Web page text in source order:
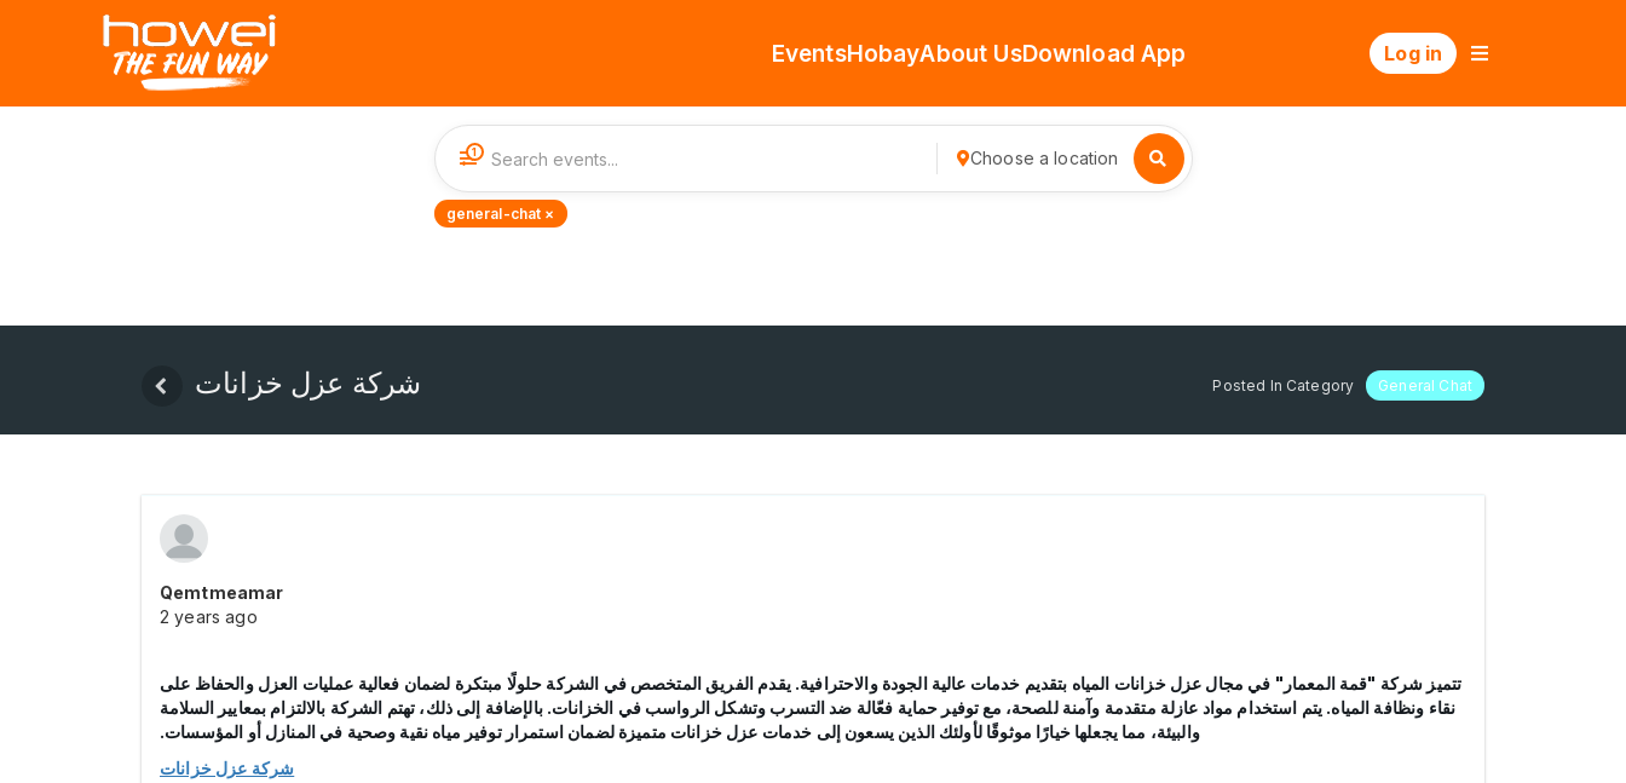
EventsHobayAbout UsDownload App Log in
1 Choose a location
general-chat ×
شركة عزل خزانات Posted In Category General Chat
Qemtmeamar
2 years ago
تتميز شركة "قمة المعمار" في مجال عزل خزانات المياه بتقديم خدمات عالية الجودة والاحترافية. يقدم الفريق المتخصص في الشركة حلولًا مبتكرة لضمان فعالية عمليات العزل والحفاظ على
نقاء ونظافة المياه. يتم استخدام مواد عازلة متقدمة وآمنة للصحة، مع توفير حماية فعّالة ضد التسرب وتشكل الرواسب في الخزانات. بالإضافة إلى ذلك، تهتم الشركة بالالتزام بمعايير السلامة
والبيئة، مما يجعلها خيارًا موثوقًا لأولئك الذين يسعون إلى خدمات عزل خزانات متميزة لضمان استمرار توفير مياه نقية وصحية في المنازل أو المؤسسات.
شركة عزل خزانات